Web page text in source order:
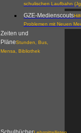
schulischen Laufbahn
GZE-Medienscouts
Problemen mit Neuen
Zeiten und
PläneStunden, Bus,
Mensa, Bibliothek